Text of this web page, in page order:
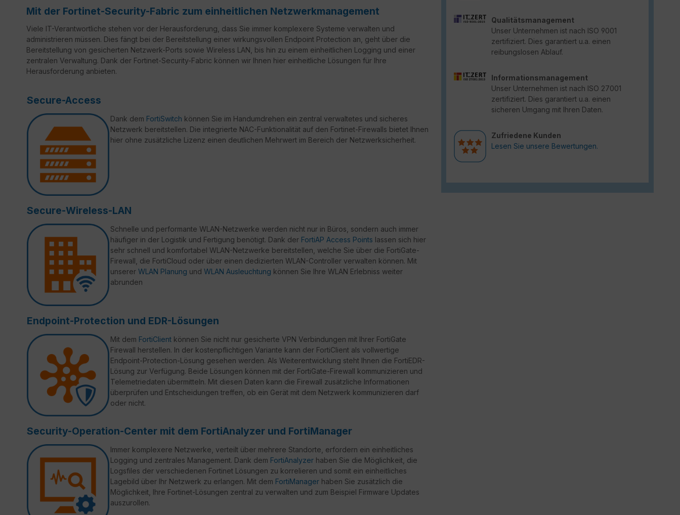
Qualitätsmanagement
Unser Unternehmen ist nach ISO 9001
zertifiziert. Dies garantiert u.a. einen
reibungslosen Ablauf.
Informationsmanagement
Unser Unternehmen ist nach ISO 27001
zertifiziert. Dies garantiert u.a. einen
sicheren Umgang mit Ihren Daten.
Zufriedene Kunden
Lesen Sie unsere Bewertungen.
Mit der Fortinet-Security-Fabric zum einheitlichen Netzwerkmanagement
Viele IT-Verantwortliche stehen vor der Herausforderung, dass Sie immer komplexere Systeme verwalten und
administrieren müssen. Dies fängt bei der Bereitstellung einer wirkungsvollen Endpoint Protection an, geht über die
Bereitstellung von gesicherten Netzwerk-Ports sowie Wireless LAN, bis hin zu einem einheitlichen Logging und einer
zentralen Verwaltung. Dank der Fortinet-Security-Fabric können wir Ihnen hier einheitliche Lösungen für Ihre
Herausforderung anbieten.
Secure-Access
Dank dem FortiSwitch können Sie im Handumdrehen ein zentral verwaltetes und sicheres
Netzwerk bereitstellen. Die integrierte NAC-Funktionalität auf den Fortinet-Firewalls bietet Ihnen
hier ohne zusätzliche Lizenz einen deutlichen Mehrwert im Bereich der Netzwerksicherheit.
Secure-Wireless-LAN
Schnelle und performante WLAN-Netzwerke werden nicht nur in Büros, sondern auch immer
häufiger in der Logistik und Fertigung benötigt. Dank der FortiAP Access Points lassen sich hier
sehr schnell und komfortabel WLAN-Netzwerke bereitstellen, welche Sie über die FortiGate-
Firewall, die FortiCloud oder über einen dedizierten WLAN-Controller verwalten können. Mit
unserer WLAN Planung und WLAN Ausleuchtung können Sie Ihre WLAN Erlebniss weiter
abrunden
Endpoint-Protection und EDR-Lösungen
Mit dem FortiClient können Sie nicht nur gesicherte VPN Verbindungen mit Ihrer FortiGate
Firewall herstellen. In der kostenpflichtigen Variante kann der FortiClient als vollwertige
Endpoint-Protection-Lösung gesehen werden. Als Weiterentwicklung steht Ihnen die FortiEDR-
Lösung zur Verfügung. Beide Lösungen können mit der FortiGate-Firewall kommunizieren und
Telemetriedaten übermitteln. Mit diesen Daten kann die Firewall zusätzliche Informationen
überprüfen und Entscheidungen treffen, ob ein Gerät mit dem Netzwerk kommunizieren darf
oder nicht.
Security-Operation-Center mit dem FortiAnalyzer und FortiManager
Immer komplexere Netzwerke, verteilt über mehrere Standorte, erfordern ein einheitliches
Logging und zentrales Management. Dank dem FortiAnalyzer haben Sie die Möglichkeit, die
Logsfiles der verschiedenen Fortinet Lösungen zu korrelieren und somit ein einheitliches
Lagebild über Ihr Netzwerk zu erlangen. Mit dem FortiManager haben Sie zusätzlich die
Möglichkeit, Ihre Fortinet-Lösungen zentral zu verwalten und zum Beispiel Firmware Updates
auszurollen.